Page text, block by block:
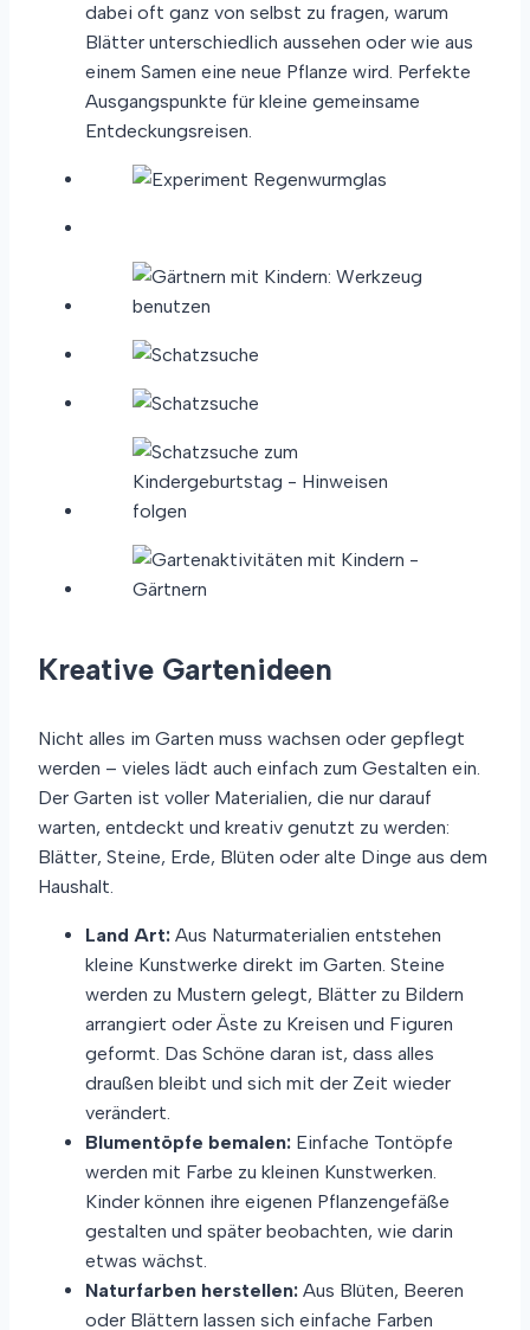
dabei oft ganz von selbst zu fragen, warum
Blätter unterschiedlich aussehen oder wie aus
einem Samen eine neue Pflanze wird. Perfekte
Ausgangspunkte für kleine gemeinsame
Entdeckungsreisen.
Kreative Gartenideen
Nicht alles im Garten muss wachsen oder gepflegt
werden – vieles lädt auch einfach zum Gestalten ein.
Der Garten ist voller Materialien, die nur darauf
warten, entdeckt und kreativ genutzt zu werden:
Blätter, Steine, Erde, Blüten oder alte Dinge aus dem
Haushalt.
Land Art: Aus Naturmaterialien entstehen
kleine Kunstwerke direkt im Garten. Steine
werden zu Mustern gelegt, Blätter zu Bildern
arrangiert oder Äste zu Kreisen und Figuren
geformt. Das Schöne daran ist, dass alles
draußen bleibt und sich mit der Zeit wieder
verändert.
Blumentöpfe bemalen: Einfache Tontöpfe
werden mit Farbe zu kleinen Kunstwerken.
Kinder können ihre eigenen Pflanzengefäße
gestalten und später beobachten, wie darin
etwas wächst.
Naturfarben herstellen: Aus Blüten, Beeren
oder Blättern lassen sich einfache Farben